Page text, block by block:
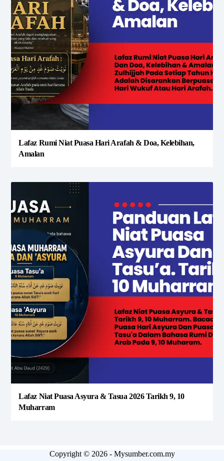
Lafaz Rumi Niat Puasa Hari Arafah & Doa, Kelebihan,
Amalan
Lafaz Niat Puasa Asyura & Tasua 2026 Tarikh 9, 10
Muharram
Copyright © 2026 - Mysumber.com.my